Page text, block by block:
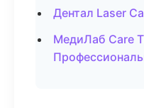
Дентал Laser
МедиЛаб Care